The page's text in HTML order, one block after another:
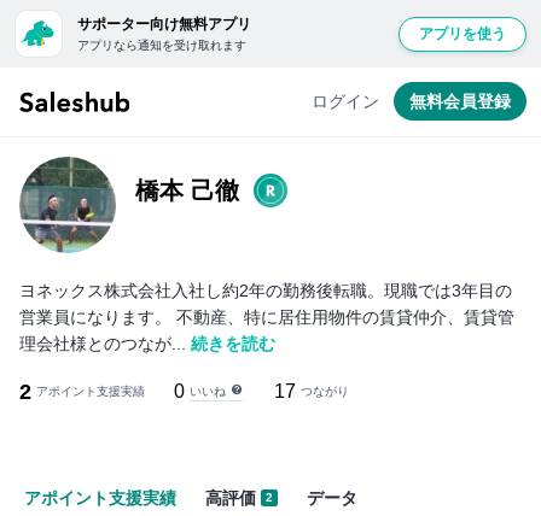
サポーター向け無料アプリ
アプリなら通知を受け取れます
アプリを使う
ログイン 無料会員登録
橋本 己徹
ヨネックス株式会社入社し約2年の勤務後転職。現職では3年目の
営業員になります。 不動産、特に居住用物件の賃貸仲介、賃貸管
理会社様とのつなが...
続きを読む
2 アポイント支援実績 0 いいね 17 つながり
アポイント支援実績 高評価 2 データ
無
料
員
登
録
し
ロ
グ
ン
と